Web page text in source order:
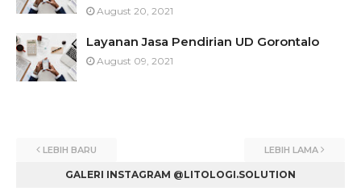
August 20, 2021
Layanan Jasa Pendirian UD Gorontalo
August 09, 2021
LEBIH BARU LEBIH LAMA
GALERI INSTAGRAM @LITOLOGI.SOLUTION